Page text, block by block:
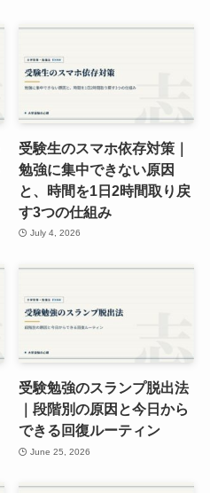
受験生のスマホ依存対策｜
勉強に集中できない原因
と、時間を1日2時間取り戻
す3つの仕組み
July 4, 2026
受験勉強のスランプ脱出法
｜段階別の原因と今日から
できる回復ルーティン
June 25, 2026